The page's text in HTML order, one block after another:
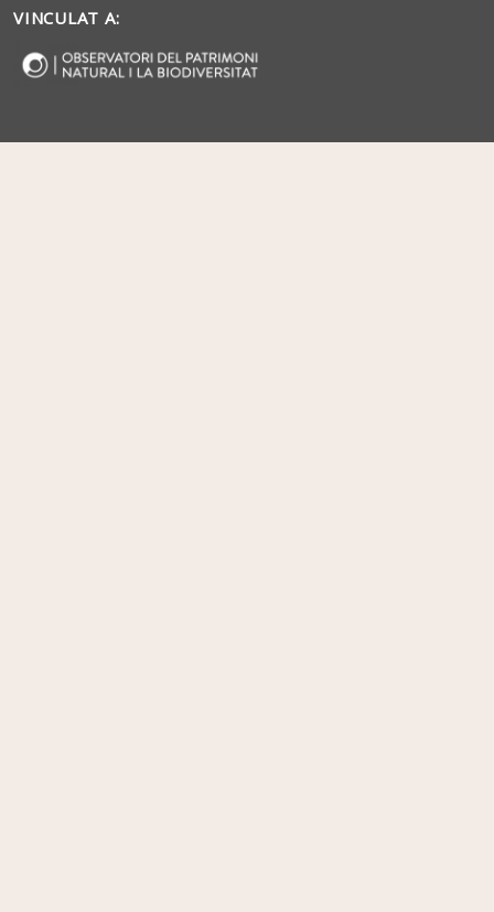
VINCULAT A: